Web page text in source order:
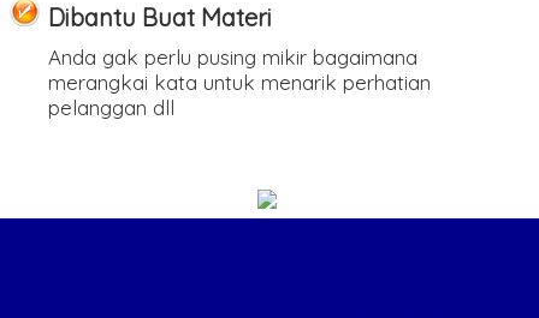
Dibantu Buat Materi
Anda gak perlu pusing mikir bagaimana
merangkai kata untuk menarik perhatian
pelanggan dll